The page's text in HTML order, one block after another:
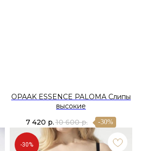
OPAAK ESSENCE PALOMA Слипы
высокие
7 420 р. 10 600 р. -30%
-30%